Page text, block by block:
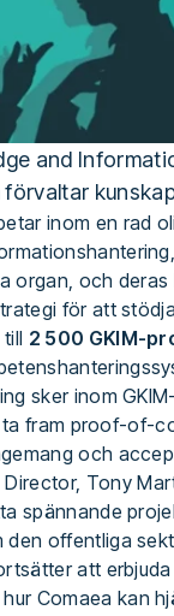
and
inom en rad
organ, och
för att
2 500 GKIM-
sker inom
fram proof-of-
och
Director, Tony
spännande
den offentliga
att
Comaea kan